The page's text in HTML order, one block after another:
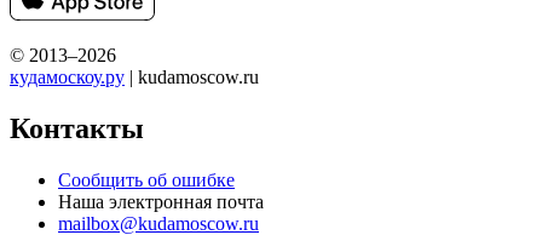
© 2013–2026
кудамоскоу.ру | kudamoscow.ru
Контакты
Сообщить об ошибке
Наша электронная почта
mailbox@kudamoscow.ru